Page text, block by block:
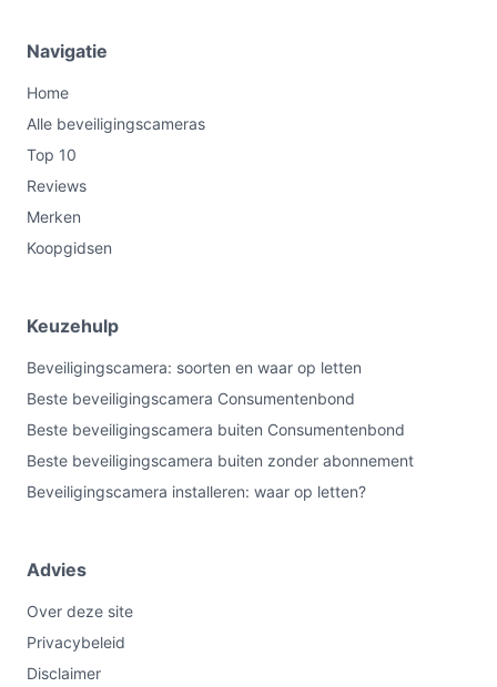
Navigatie
Home
Alle beveiligingscameras
Top 10
Reviews
Merken
Koopgidsen
Keuzehulp
Beveiligingscamera: soorten en waar op letten
Beste beveiligingscamera Consumentenbond
Beste beveiligingscamera buiten Consumentenbond
Beste beveiligingscamera buiten zonder abonnement
Beveiligingscamera installeren: waar op letten?
Advies
Over deze site
Privacybeleid
Disclaimer